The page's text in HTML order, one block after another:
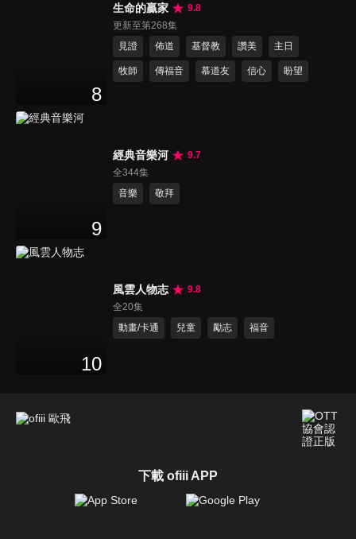
8
生命的贏家
9.8
更新至第268集
見證
佈道 基督教 讚美 主日
牧師 傳福音 慕道友 信心 盼望
9
經典音樂河
9.7
全344集
音樂
敬拜
10
風雲人物志
9.8
全20集
動畫/卡通
兒童 勵志 福音
下載 ofiii APP